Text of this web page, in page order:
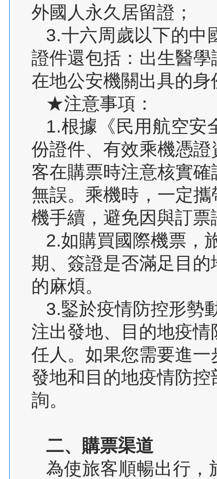
外國人永久居留證；
3.十六周歲以下的中
證件還包括：出生醫
在地公安機關出具的身
★注意事項：
1.根據《民用航空安
份證件、有效乘機憑
客在購票時注意核實
無誤。乘機時，一定
機手續，避免因與訂
2.如購買國際機票，
期、簽證是否滿足目
的麻煩。
3.鋻於疫情防控形勢
注出發地、目的地疫
任人。如果您需要進
發地和目的地疫情防
詢。
二、購票渠道
為使旅客順暢出行，